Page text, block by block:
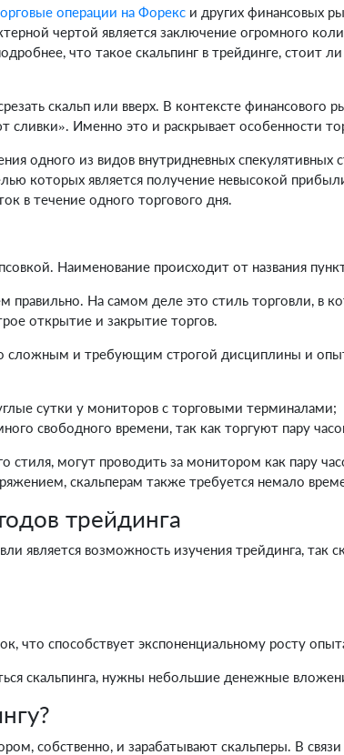
операции на Форекс и других финансовых
чертой является заключение огромного
что такое скальпинг в трейдинге, стоит
скальп или вверх. В контексте финансового
Именно это и раскрывает особенности
одного из видов внутридневных спекулятивных
которых является получение невысокой
в течение одного торгового дня.
Наименование происходит от названия
правильно. На самом деле это стиль торговли,
открытие и закрытие торгов.
сложным и требующим строгой дисциплины и
сутки у мониторов с торговыми терминалами;
свободного времени, так как торгуют пару
могут проводить за монитором как пару
скальперам также требуется немало
трейдинга
является возможность изучения трейдинга, так
что способствует экспоненциальному росту
скальпинга, нужны небольшие денежные
собственно, и зарабатывают скальперы. В